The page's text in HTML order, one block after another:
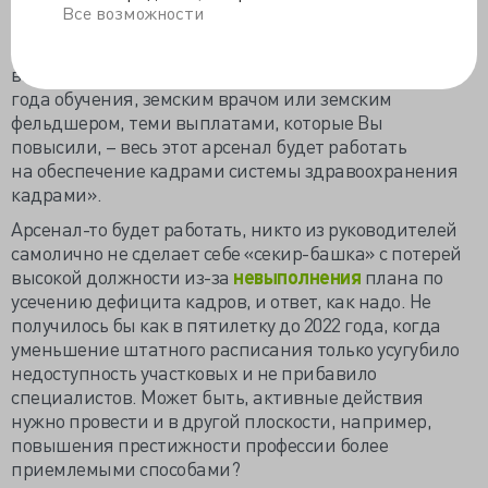
Все возможности
обеспеченности кадрами системы здравоохранения.
вахтовым методом, привлекая ординаторов второго
года обучения, земским врачом или земским
фельдшером, теми выплатами, которые Вы
повысили, – весь этот арсенал будет работать
на обеспечение кадрами системы здравоохранения
кадрами».
Арсенал-то будет работать, никто из руководителей
самолично не сделает себе «секир-башка» с потерей
высокой должности из-за невыполнения плана по
усечению дефицита кадров, и ответ, как надо. Не
получилось бы как в пятилетку до 2022 года, когда
уменьшение штатного расписания только усугубило
недоступность участковых и не прибавило
специалистов. Может быть, активные действия
нужно провести и в другой плоскости, например,
повышения престижности профессии более
приемлемыми способами?